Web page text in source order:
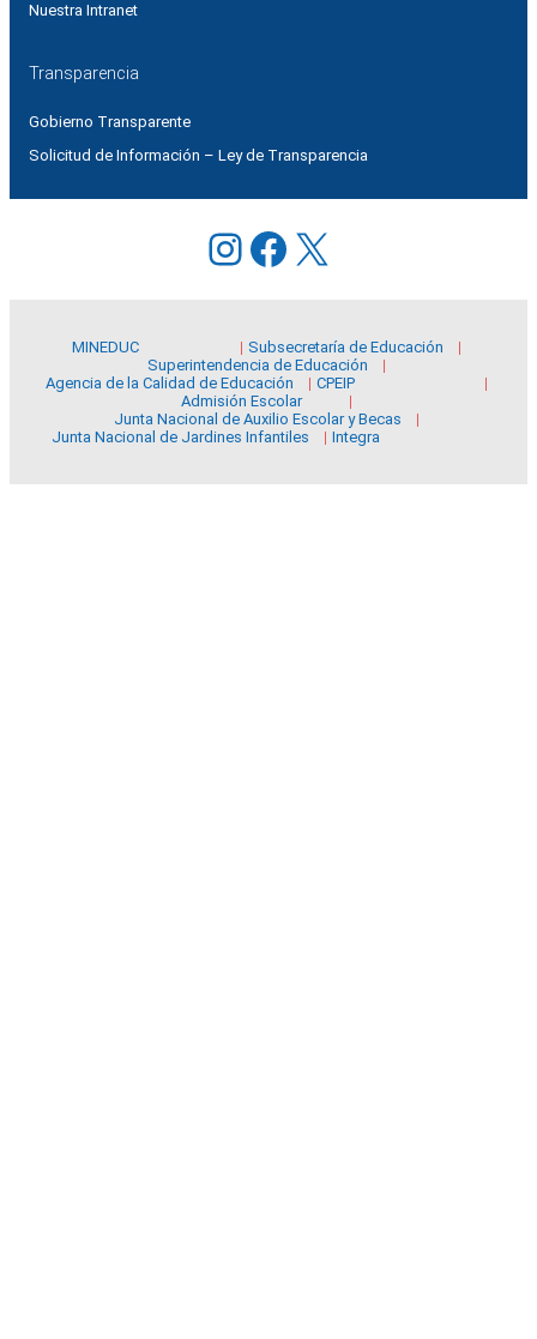
Nuestra Intranet
Transparencia
Gobierno Transparente
Solicitud de Información – Ley de Transparencia
Instagram
Facebook
X
MINEDUC
Subsecretaría de Educación
Superintendencia de Educación
Agencia de la Calidad de Educación
CPEIP
Admisión Escolar
Junta Nacional de Auxilio Escolar y Becas
Junta Nacional de Jardines Infantiles
Integra